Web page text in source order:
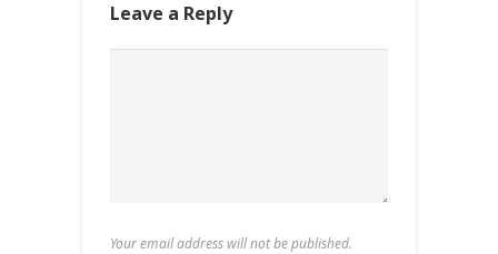
Leave a Reply
Your email address will not be published.